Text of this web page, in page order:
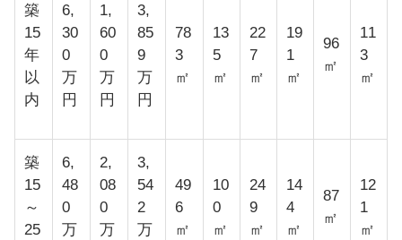
築
15
年
以
内
6,
30
0
万
円
1,
60
0
万
円
3,
85
9
万
円
78
3
㎡
13
5
㎡
22
7
㎡
19
1
㎡
96
㎡
11
3
㎡
築
15
～
25
6,
48
0
万
2,
08
0
万
3,
54
2
万
49
6
㎡
10
0
㎡
24
9
㎡
14
4
㎡
87
㎡
12
1
㎡